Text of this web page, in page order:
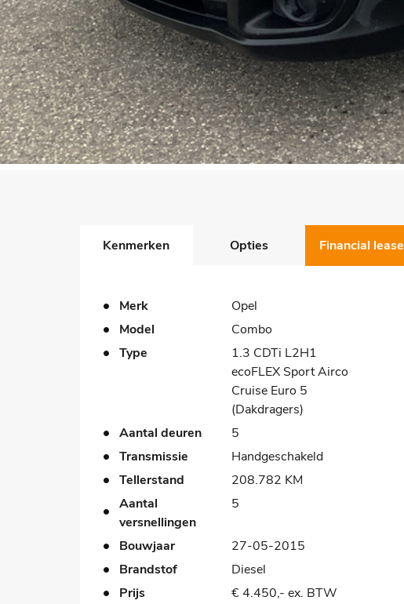
Kenmerken Opties Financial lease
Merk
Opel
Model
Combo
Type
1.3 CDTi L2H1
ecoFLEX Sport Airco
Cruise Euro 5
(Dakdragers)
Aantal deuren
5
Transmissie
Handgeschakeld
Tellerstand
208.782 KM
Aantal
versnellingen
5
Bouwjaar
27-05-2015
Brandstof
Diesel
Prijs
€ 4.450,- ex. BTW